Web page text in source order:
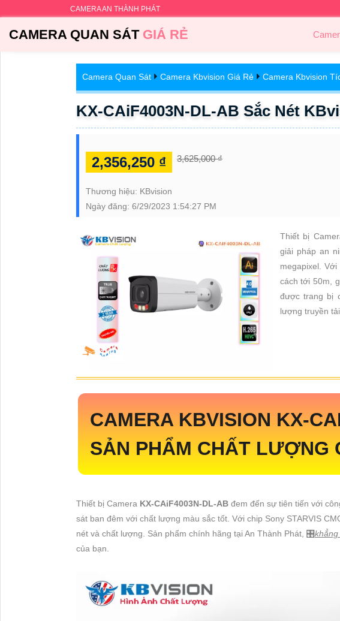
CAMERA AN THÀNH PHÁT
CAMERA QUAN SÁTGIÁ RẺ
Camera Quan Sát Camera Kbvision Giá Rẻ Camera Kbvision
KX-CAiF4003N-DL-AB Sắc Nét
2,356,250 ₫ 3,625,000 ₫
Thương hiệu: KBvision
Ngày đăng: 6/29/2023 1:54:27 PM
Thiết bị
giải pháp an
megapixel.
cách tới 50m,
được trang bị
lượng truyền
CAMERA KBVISION KX-
SẢN PHẨM CHẤT LƯỢNG
Thiết bị Camera KX-CAiF4003N-DL-AB đem đến sự tiên tiến với
sát ban đêm với chất lượng màu sắc tốt. Với chip Sony STARVIS
nét và chất lượng. Sản phẩm chính hãng tại An Thành Phát, 🎛khẳng
của bạn.